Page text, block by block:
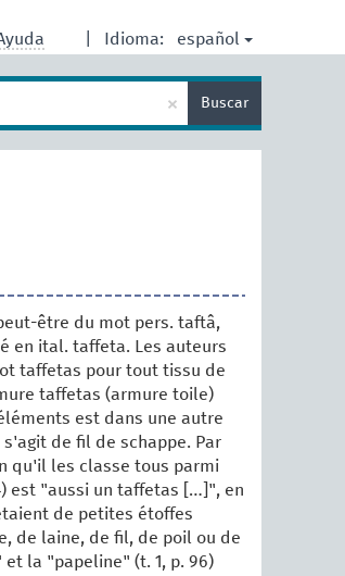
Idioma: español
× Buscar
être du mot pers. taftâ,
en ital. taffeta. Les auteurs
taffetas pour tout tissu de
taffetas (armure toile)
est dans une autre
de fil de schappe. Par
qu'il les classe tous parmi
est "aussi un taffetas […]", en
de petites étoffes
de laine, de fil, de poil ou de
la "papeline" (t. 1, p. 96)